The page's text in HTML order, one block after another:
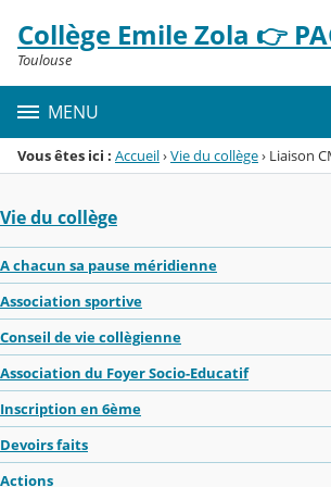
Menu de la rubrique
Contenu
Collège Emile Zola 👉
Toulouse
MENU
Vous êtes ici : Accueil›Vie du collège› Liaison
Vie du collège
A chacun sa pause méridienne
Association sportive
Conseil de vie collègienne
Association du Foyer Socio-Educatif
Inscription en 6ème
Devoirs faits
Actions